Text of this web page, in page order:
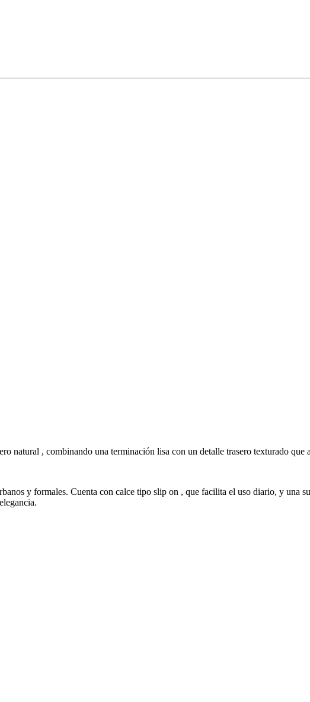
natural , combinando una terminación lisa con un detalle trasero texturado que
y formales. Cuenta con calce tipo slip on , que facilita el uso diario, y una